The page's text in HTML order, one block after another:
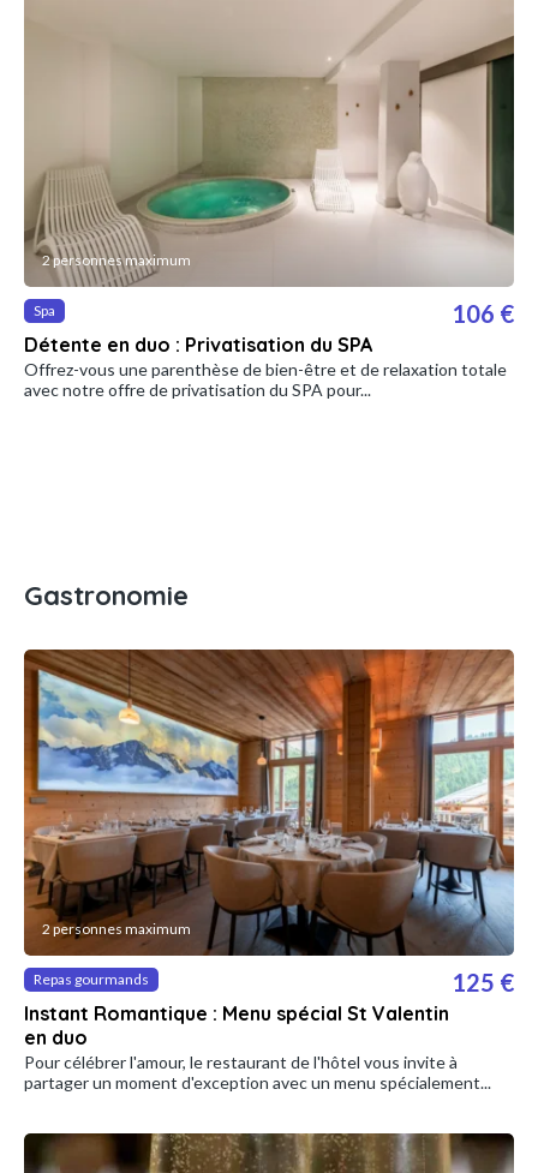
2 personnes maximum
Spa
Détente en duo : Privatisation du SPA
106 €
Offrez-vous une parenthèse de bien-être et de relaxation totale
avec notre offre de privatisation du SPA pour...
Gastronomie
2 personnes maximum
Repas gourmands
Instant Romantique : Menu spécial St Valentin
en duo
125 €
Pour célébrer l'amour, le restaurant de l'hôtel vous invite à
partager un moment d'exception avec un menu spécialement...